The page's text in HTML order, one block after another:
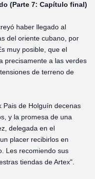
(Parte 7: Capítulo final)
haber llegado al
del oriente cubano, por
muy posible, que el
precisamente a las verdes
de terreno de
Pais de Holguín decenas
y la promesa de una
delegada en el
placer recibirlos en
Les recomiendo sus
tiendas de Artex".